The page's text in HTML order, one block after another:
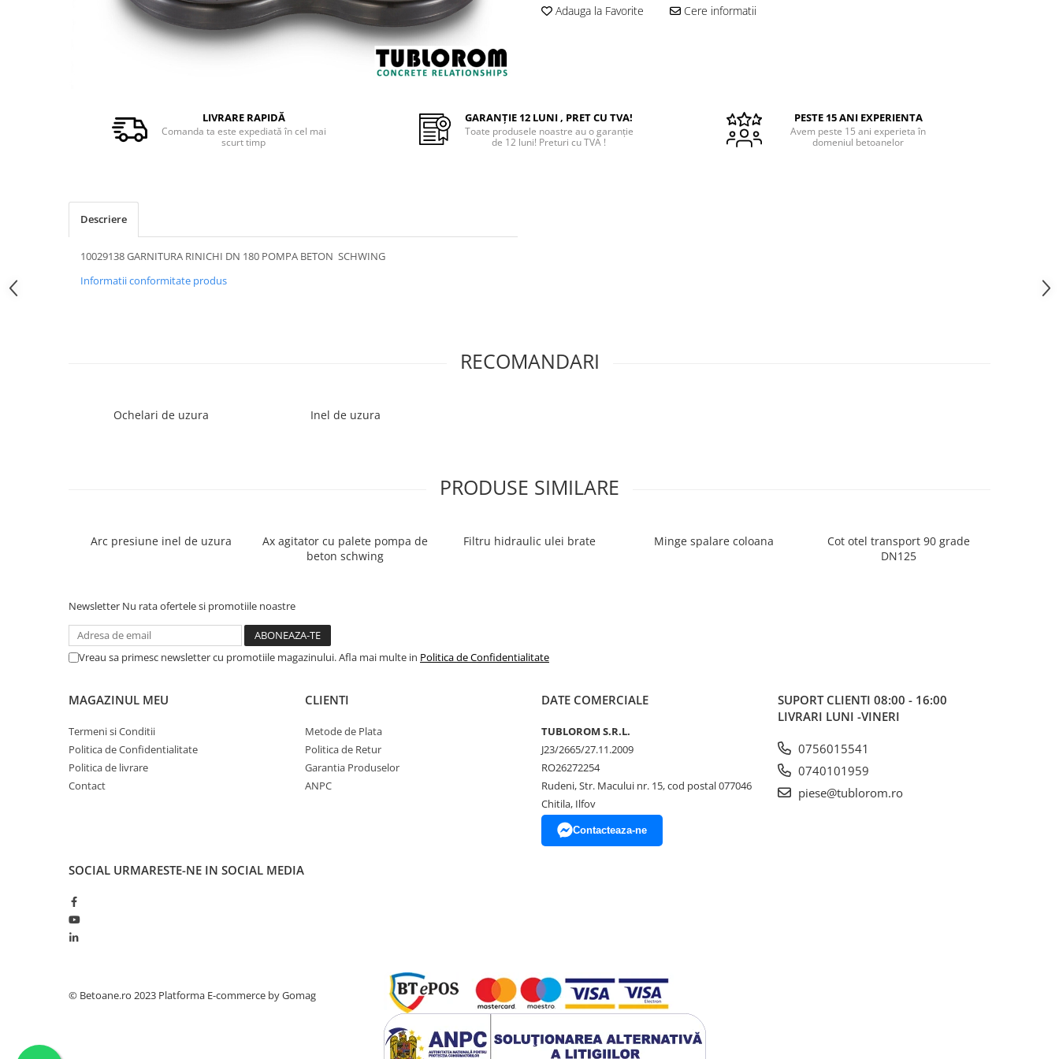
Adauga la Favorite Cere informatii
LIVRARE RAPIDĂ
Comanda ta este expediată în cel mai
scurt timp
GARANȚIE 12 LUNI , PRET CU TVA!
Toate produsele noastre au o garanție
de 12 luni! Preturi cu TVA !
PESTE 15 ANI EXPERIENTA
Avem peste 15 ani experieta în
domeniul betoanelor
Descriere
10029138 GARNITURA RINICHI DN 180 POMPA BETON SCHWING
Informatii conformitate produs
RECOMANDARI
Ochelari de uzura Inel de uzura
PRODUSE SIMILARE
Arc presiune inel de uzura
Ax agitator cu palete pompa de
beton schwing
Filtru hidraulic ulei brate Minge spalare coloana
Cot otel transport 90 grade
DN125
Newsletter Nu rata ofertele si promotiile noastre
Vreau sa primesc newsletter cu promotiile magazinului. Afla mai multe in Politica de Confidentialitate
MAGAZINUL MEU
Termeni si Conditii
Politica de Confidentialitate
Politica de livrare
Contact
CLIENTI
Metode de Plata
Politica de Retur
Garantia Produselor
ANPC
DATE COMERCIALE
TUBLOROM S.R.L.
J23/2665/27.11.2009
RO26272254
Rudeni, Str. Macului nr. 15, cod postal 077046
Chitila, Ilfov
Contacteaza-ne
SUPORT CLIENTI 08:00 - 16:00
LIVRARI LUNI -VINERI
0756015541
0740101959
piese@tublorom.ro
SOCIAL URMARESTE-NE IN SOCIAL MEDIA
© Betoane.ro 2023 Platforma E-commerce by Gomag